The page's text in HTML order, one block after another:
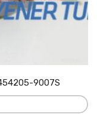
9007S